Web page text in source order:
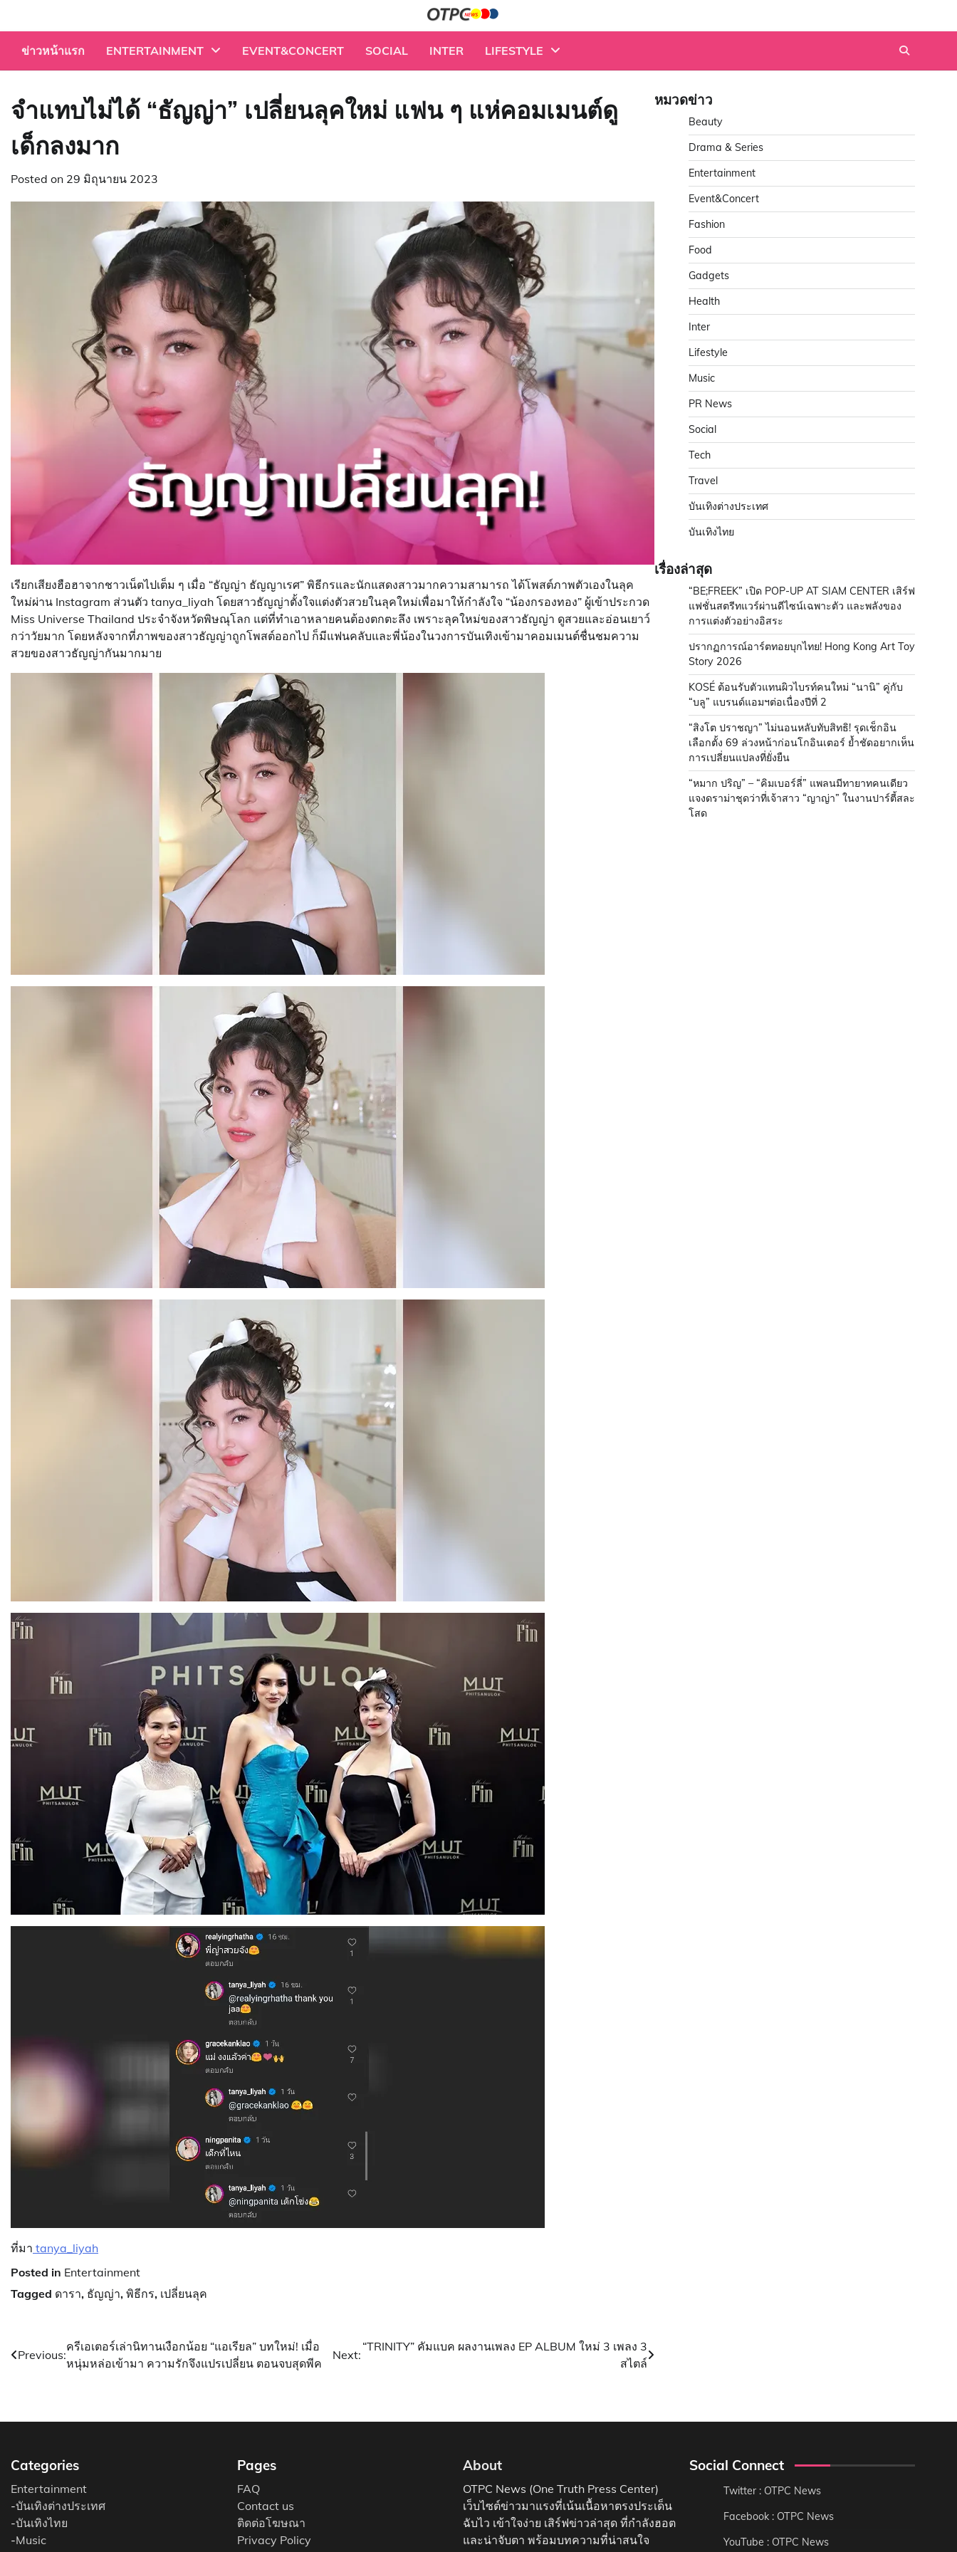
content
ข่าวหน้าแรก ENTERTAINMENT EVENT&CONCERT SOCIAL INTER LIFESTYLE
จำแทบไม่ได้ “ธัญญ่า” เปลี่ยนลุคใหม่ แฟน ๆ แห่คอมเมนต์ดู
เด็กลงมาก
Posted on 29 มิถุนายน 2023
เรียกเสียงฮือฮาจากชาวเน็ตไปเต็ม ๆ เมื่อ “ธัญญ่า ธัญญาเรศ” พิธีกรและนักแสดงสาวมากความสามารถ ได้โพสต์ภาพตัวเองในลุค
ใหม่ผ่าน Instagram ส่วนตัว tanya_liyah โดยสาวธัญญ่าตั้งใจแต่งตัวสวยในลุคใหม่เพื่อมาให้กำลังใจ “น้องกรองทอง” ผู้เข้าประกวด
Miss Universe Thailand ประจำจังหวัดพิษณุโลก แต่ที่ทำเอาหลายคนต้องตกตะลึง เพราะลุคใหม่ของสาวธัญญ่า ดูสวยและอ่อนเยาว์
กว่าวัยมาก โดยหลังจากที่ภาพของสาวธัญญ่าถูกโพสต์ออกไป ก็มีแฟนคลับและพี่น้องในวงการบันเทิงเข้ามาคอมเมนต์ชื่นชมความ
สวยของสาวธัญญ่ากันมากมาย
ที่มา tanya_liyah
Posted in Entertainment
Tagged ดารา, ธัญญ่า, พิธีกร, เปลี่ยนลุค
แนะแนว
Previous:
ครีเอเตอร์เล่านิทานเงือกน้อย “แอเรียล” บทใหม่! เมื่อ
หนุ่มหล่อเข้ามา ความรักจึงแปรเปลี่ยน ตอนจบสุดพีค
Next:
“TRINITY” คัมแบค ผลงานเพลง EP ALBUM ใหม่ 3 เพลง 3
สไตล์
หมวดข่าว
Beauty
Drama & Series
Entertainment
Event&Concert
Fashion
Food
Gadgets
Health
Inter
Lifestyle
Music
PR News
Social
Tech
Travel
บันเทิงต่างประเทศ
บันเทิงไทย
เรื่องล่าสุด
“BE;FREEK” เปิด POP-UP AT SIAM CENTER เสิร์ฟ
แฟชั่นสตรีทแวร์ผ่านดีไซน์เฉพาะตัว และพลังของ
การแต่งตัวอย่างอิสระ
ปรากฏการณ์อาร์ตทอยบุกไทย! Hong Kong Art Toy
Story 2026
KOSÉ ต้อนรับตัวแทนผิวไบรท์คนใหม่ “นานิ” คู่กับ
“บลู” แบรนด์แอมฯต่อเนื่องปีที่ 2
“สิงโต ปราชญา” ไม่นอนหลับทับสิทธิ! รุดเช็กอิน
เลือกตั้ง 69 ล่วงหน้าก่อนโกอินเตอร์ ย้ำชัดอยากเห็น
การเปลี่ยนแปลงที่ยั่งยืน
“หมาก ปริญ” – “คิมเบอร์ลี่” แพลนมีทายาทคนเดียว
แจงดราม่าชุดว่าที่เจ้าสาว “ญาญ่า” ในงานปาร์ตี้สละ
โสด
Categories
Entertainment
-บันเทิงต่างประเทศ
-บันเทิงไทย
-Music
Pages
FAQ
Contact us
ติดต่อโฆษณา
Privacy Policy
About
OTPC News (One Truth Press Center)
เว็บไซต์ข่าวมาแรงที่เน้นเนื้อหาตรงประเด็น
ฉับไว เข้าใจง่าย เสิร์ฟข่าวล่าสุด ที่กำลังฮอต
และน่าจับตา พร้อมบทความที่น่าสนใจ
Social Connect
Twitter : OTPC News
Facebook : OTPC News
YouTube : OTPC News